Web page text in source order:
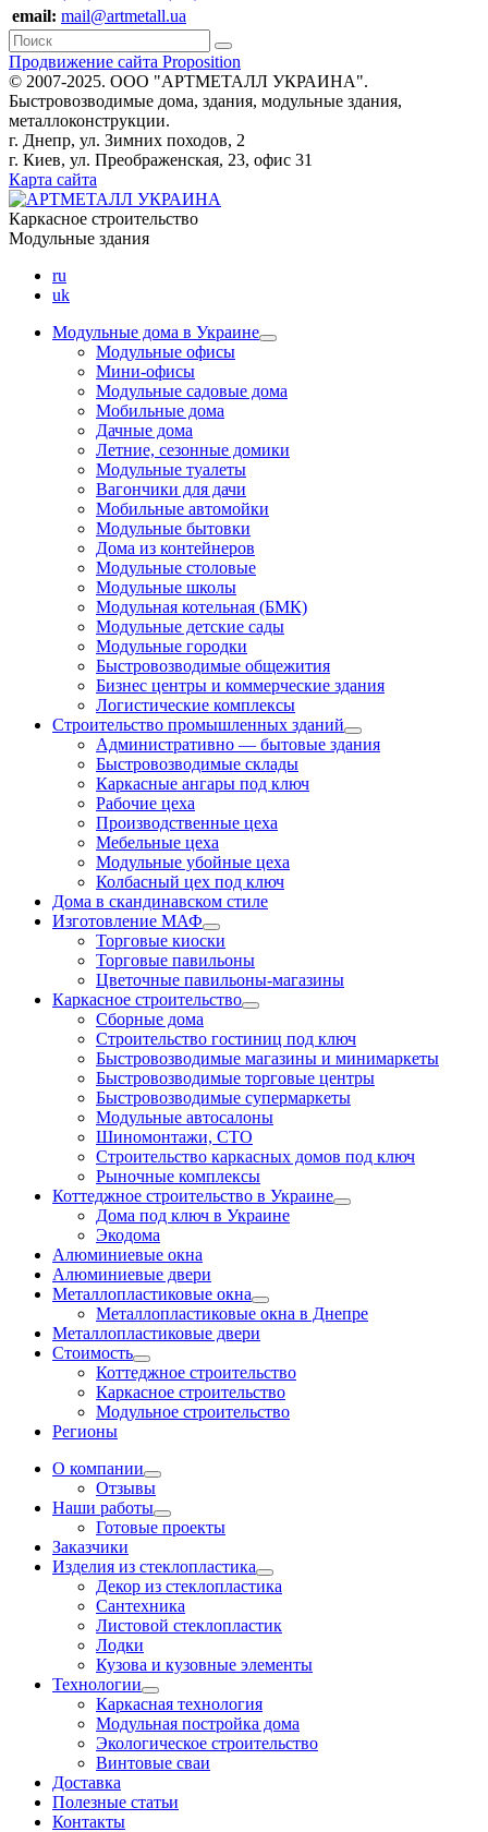
email: mail@artmetall.ua
Продвижение сайта Proposition
© 2007-2025. ООО "AРТМЕТАЛЛ УКРАИНА".
Быстровозводимые дома, здания, модульные здания,
металлоконструкции.
г. Днепр, ул. Зимних походов, 2
г. Киев, ул. Преображенская, 23, офис 31
Карта сайта
Каркасное строительство
Модульные здания
ru
uk
Модульные дома в Украине
Модульные офисы
Мини-офисы
Модульные садовые дома
Мобильные дома
Дачные дома
Летние, сезонные домики
Модульные туалеты
Вагончики для дачи
Мобильные автомойки
Модульные бытовки
Дома из контейнеров
Модульные столовые
Модульные школы
Модульная котельная (БМК)
Модульные детские сады
Модульные городки
Быстровозводимые общежития
Бизнес центры и коммерческие здания
Логистические комплексы
Строительство промышленных зданий
Административно — бытовые здания
Быстровозводимые склады
Каркасные ангары под ключ
Рабочие цеха
Производственные цеха
Мебельные цеха
Модульные убойные цеха
Колбасный цех под ключ
Дома в скандинавском стиле
Изготовление МАФ
Торговые киоски
Торговые павильоны
Цветочные павильоны-магазины
Каркасное строительство
Сборные дома
Строительство гостиниц под ключ
Быстровозводимые магазины и минимаркеты
Быстровозводимые торговые центры
Быстровозводимые супермаркеты
Модульные автосалоны
Шиномонтажи, СТО
Строительство каркасных домов под ключ
Рыночные комплексы
Коттеджное строительство в Украине
Дома под ключ в Украине
Экодома
Алюминиевые окна
Алюминиевые двери
Металлопластиковые окна
Металлопластиковые окна в Днепре
Металлопластиковые двери
Стоимость
Коттеджное строительство
Каркасное строительство
Модульное строительство
Регионы
О компании
Отзывы
Наши работы
Готовые проекты
Заказчики
Изделия из стеклопластика
Декор из стеклопластика
Сантехника
Листовой стеклопластик
Лодки
Кузова и кузовные элементы
Технологии
Каркасная технология
Модульная постройка дома
Экологическое строительство
Винтовые сваи
Доставка
Полезные статьи
Контакты